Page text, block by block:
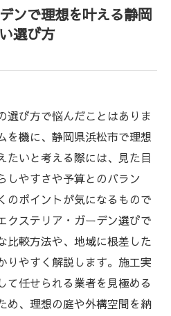
ンで理想を叶える静岡
選び方
選び方で悩んだことはありま
を機に、静岡県浜松市で理想
たいと考える際には、見た目
しやすさや予算とのバラン
のポイントが気になるもので
クステリア・ガーデン選びで
比較方法や、地域に根差した
りやすく解説します。施工実
て任せられる業者を見極める
め、理想の庭や外構空間を納